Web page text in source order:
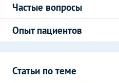
Частые вопросы
Опыт пациентов
Статьи по теме